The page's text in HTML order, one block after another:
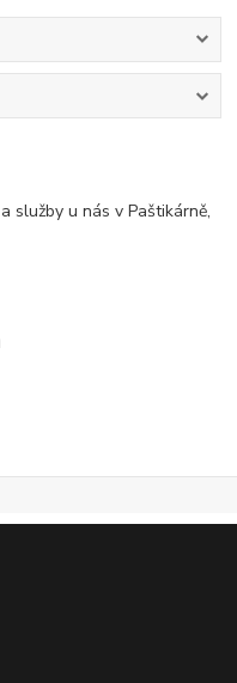
služby u nás v Paštikárně,